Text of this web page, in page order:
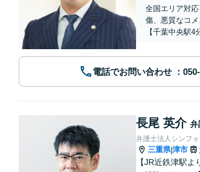
全国エリア対
傷、悪質なコ
【千葉中央駅4
電話でお問い合わせ
長尾 英介 弁
弁護士法人シンフ
三重県|津市
【JR近鉄津駅